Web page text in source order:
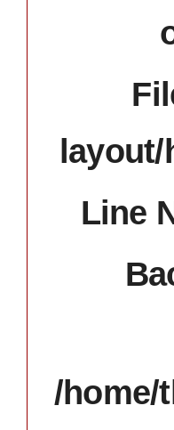
Line
/home/